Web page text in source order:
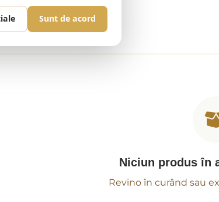
Niciun produs în
Revino în curând sau
Sunt de acord